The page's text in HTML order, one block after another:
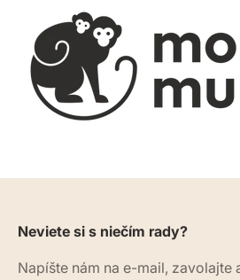
Neviete si s niečím rady?
Napíšte nám na e-mail, zavolajte